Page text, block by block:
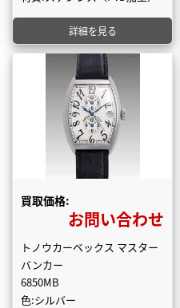
詳細を見る
買取価格:
お問い合わせ
トノウカーベックス マスター
バンカー
6850MB
色:シルバー